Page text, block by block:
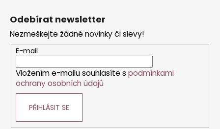
Odebírat newsletter
Nezmeškejte žádné novinky či slevy!
E-mail
Vložením e-mailu souhlasíte s podmínkami
ochrany osobních údajů
PŘIHLÁSIT SE